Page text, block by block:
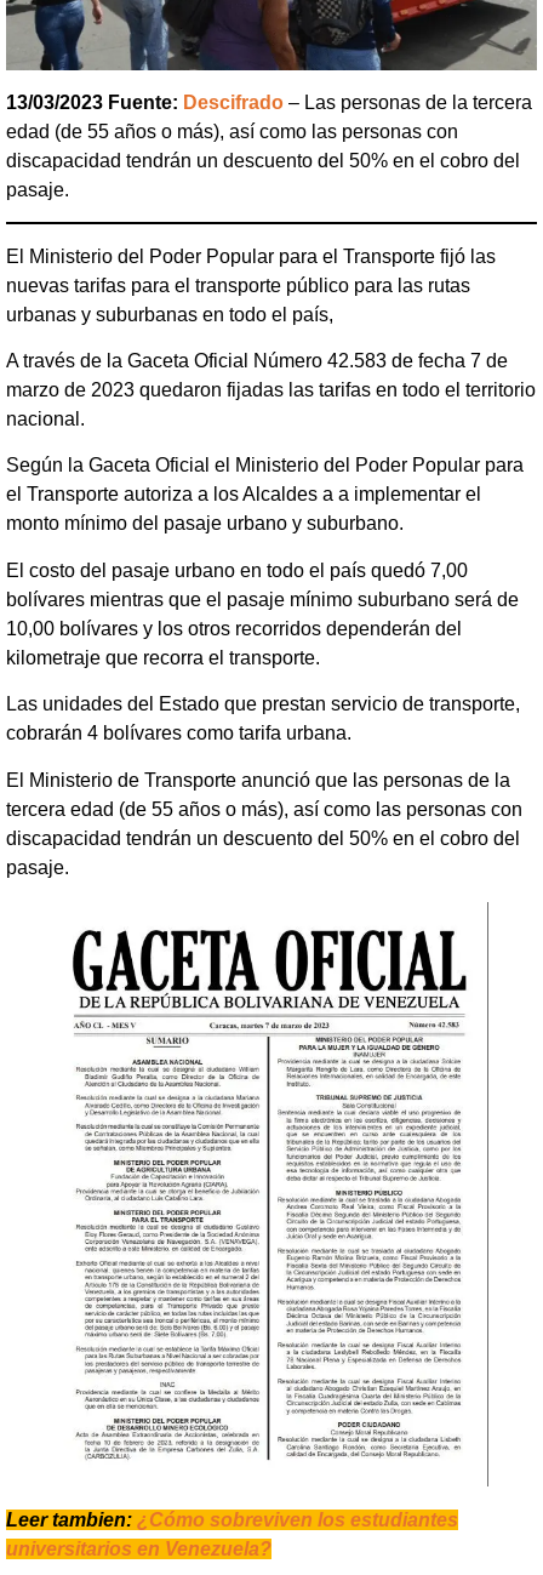
13/03/2023 Fuente: Descifrado – Las personas de la tercera
edad (de 55 años o más), así como las personas con
discapacidad tendrán un descuento del 50% en el cobro del
pasaje.
El Ministerio del Poder Popular para el Transporte fijó las
nuevas tarifas para el transporte público para las rutas
urbanas y suburbanas en todo el país,
A través de la Gaceta Oficial Número 42.583 de fecha 7 de
marzo de 2023 quedaron fijadas las tarifas en todo el territorio
nacional.
Según la Gaceta Oficial el Ministerio del Poder Popular para
el Transporte autoriza a los Alcaldes a a implementar el
monto mínimo del pasaje urbano y suburbano.
El costo del pasaje urbano en todo el país quedó 7,00
bolívares mientras que el pasaje mínimo suburbano será de
10,00 bolívares y los otros recorridos dependerán del
kilometraje que recorra el transporte.
Las unidades del Estado que prestan servicio de transporte,
cobrarán 4 bolívares como tarifa urbana.
El Ministerio de Transporte anunció que las personas de la
tercera edad (de 55 años o más), así como las personas con
discapacidad tendrán un descuento del 50% en el cobro del
pasaje.
Leer tambien: ¿Cómo sobreviven los estudiantes
universitarios en Venezuela?